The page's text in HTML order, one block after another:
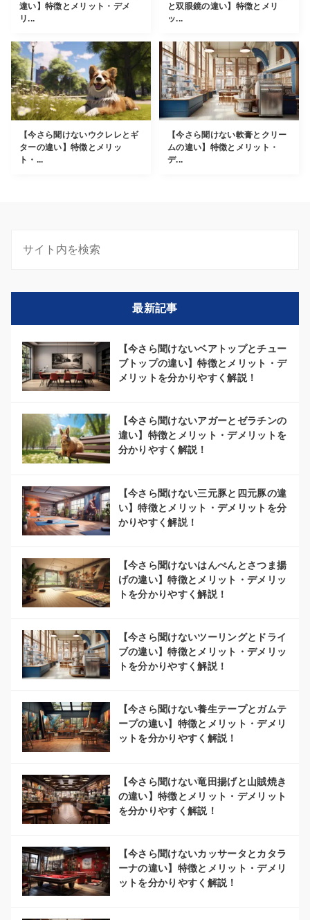
違い】特徴とメリット・デメ
リ...
と双眼鏡の違い】特徴とメリ
ッ...
【今さら聞けないウクレレとギ
ターの違い】特徴とメリッ
ト・...
【今さら聞けない軟膏とクリー
ムの違い】特徴とメリット・
デ...
最新記事
【今さら聞けないベアトップとチュー
ブトップの違い】特徴とメリット・デ
メリットを分かりやすく解説！
【今さら聞けないアガーとゼラチンの
違い】特徴とメリット・デメリットを
分かりやすく解説！
【今さら聞けない三元豚と四元豚の違
い】特徴とメリット・デメリットを分
かりやすく解説！
【今さら聞けないはんぺんとさつま揚
げの違い】特徴とメリット・デメリッ
トを分かりやすく解説！
【今さら聞けないツーリングとドライ
ブの違い】特徴とメリット・デメリッ
トを分かりやすく解説！
【今さら聞けない養生テープとガムテ
ープの違い】特徴とメリット・デメリ
ットを分かりやすく解説！
【今さら聞けない竜田揚げと山賊焼き
の違い】特徴とメリット・デメリット
を分かりやすく解説！
【今さら聞けないカッサータとカタラ
ーナの違い】特徴とメリット・デメリ
ットを分かりやすく解説！